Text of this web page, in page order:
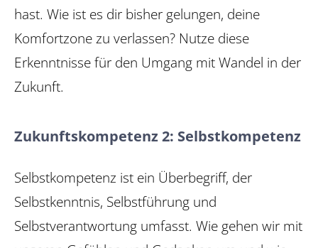
hast. Wie ist es dir bisher gelungen, deine
Komfortzone zu verlassen? Nutze diese
Erkenntnisse für den Umgang mit Wandel in der
Zukunft.
Zukunftskompetenz 2: Selbstkompetenz
Selbstkompetenz ist ein Überbegriff, der
Selbstkenntnis, Selbstführung und
Selbstverantwortung umfasst. Wie gehen wir mit